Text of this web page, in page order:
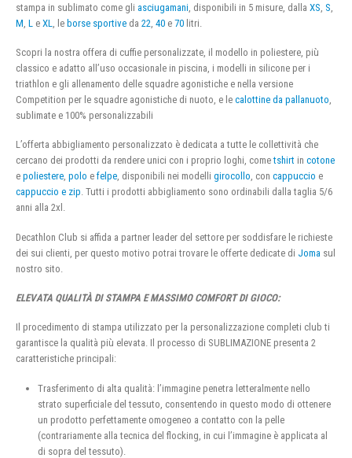
stampa in sublimato come gli asciugamani , disponibili in 5 misure, dalla XS S
M L e XL , le borse sportive da 22 40 e 70 litri.
Scopri la nostra offera di cuffie personalizzate, il modello in poliestere, più
classico e adatto all’uso occasionale in piscina, i modelli in silicone per i
triathlon e gli allenamento delle squadre agonistiche e nella versione
Competition per le squadre agonistiche di nuoto, e le calottine da pallanuoto,
sublimate e 100% personalizzabili
L’offerta abbigliamento personalizzato è dedicata a tutte le collettività che
cercano dei prodotti da rendere unici con i proprio loghi, cometshirt in cotone
e poliestere, polo e felpe, disponibili nei modelli girocollo, con cappuccio e
cappuccio e zip. Tutti i prodotti abbigliamento sono ordinabili dalla taglia 5/6
anni alla 2xl.
Decathlon Club si affida a partner leader del settore per soddisfare le richieste
dei sui clienti, per questo motivo potrai trovare le offerte dedicate di Joma sul
nostro sito.
ELEVATA QUALITÀ DI STAMPA E MASSIMO COMFORT DI GIOCO:
Il procedimento di stampa utilizzato per la personalizzazione completi club ti
garantisce la qualità più elevata. Il processo di SUBLIMAZIONE presenta 2
caratteristiche principali:
Trasferimento di alta qualità: l’immagine penetra letteralmente nello
strato superficiale del tessuto, consentendo in questo modo di ottenere
un prodotto perfettamente omogeneo a contatto con la pelle
(contrariamente alla tecnica del flocking, in cui l’immagine è applicata al
di sopra del tessuto).